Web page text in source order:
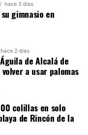
hace 3 días
gimnasio en
hace 2 días
de Alcalá de
a usar palomas
colillas en solo
de Rincón de la